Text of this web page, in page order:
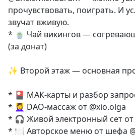
прочувствовать, поиграть. И
звучат вживую.
* 🍵 Чай викингов —
(за донат)
✨ Второй этаж — основная
* 🎴 МАК-карты и разбор
* 💆‍♀️ DAO-массаж от @xio.olga
* 🎧 Живой электронный сет от
* 🍽 Авторское меню от шефа